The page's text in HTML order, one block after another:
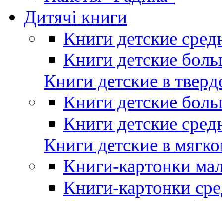
Дитячі книги
Книги детские
Книги детские
Книги детские в
Книги детские
Книги детские
Книги детские в
Книги-картонки
Книги-картонки